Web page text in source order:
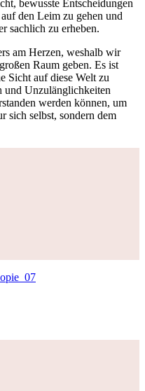
bewusste Entscheidungen
den Leim zu gehen und
sachlich zu erheben.
am Herzen, weshalb wir
Raum geben. Es ist
Sicht auf diese Welt zu
und Unzulänglichkeiten
werden können, um
sich selbst, sondern dem